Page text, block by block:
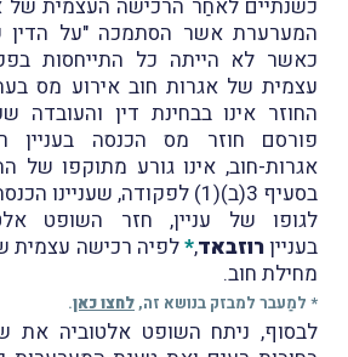
כשנתיים לאחַר הרכישה העצמית של
המערערת אשר הסתמכה "על הדין
כאשר לא הייתה כל התייחסות
עצמית של אגרות חוב אירוע מס
החוזר אינו בבחינת דין והעובדה
פורסם חוזר מס הכנסה
אגרות-חוב, אינו גורע מתוקפו של
בסעיף 3(ב)(1) לפקודה, שעניינו הכנסה מחוב שנמחל.
לגופו של עניין, חזר השופט
בענייןרוזבאד,
*לפיה רכישה עצמית
מחילת חוב.
* למַעבר למבזק בנושא זה,לחצו כאן.
לבסוף, ניתח השופט אלטוביה את